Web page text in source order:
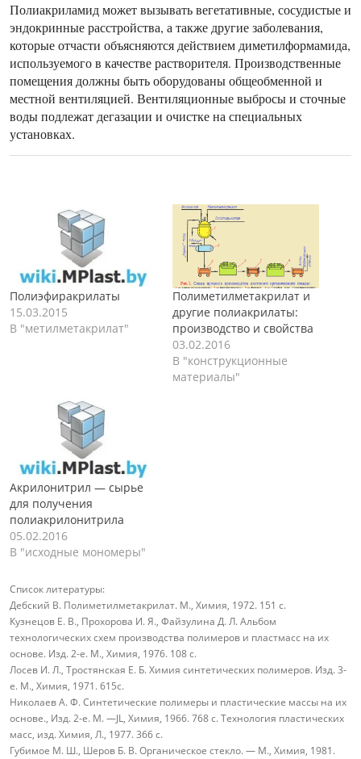
Полиакриламид может вызывать вегетативные, сосудистые и
эндокринные расстройства, а также другие заболевания,
которые отчасти объясняются действием диметилформамида,
используемого в качестве растворителя. Производственные
помещения должны быть оборудованы общеобменной и
местной вентиляцией. Вентиляционные выбросы и сточные
воды подлежат дегазации и очистке на специальных
установках.
Полиэфиракрилаты
15.03.2015
В "метилметакрилат"
Полиметилметакрилат и
другие полиакрилаты:
производство и свойства
03.02.2016
В "конструкционные
материалы"
Акрилонитрил — сырье
для получения
полиакрилонитрила
05.02.2016
В "исходные мономеры"
Список литературы:
Дебский В. Полиметилметакрилат. М., Химия, 1972. 151 с.
Кузнецов Е. В., Прохорова И. Я., Файзулина Д. Л. Альбом
технологических схем производства полимеров и пластмасс на их
основе. Изд. 2-е. М., Химия, 1976. 108 c.
Лосев И. Л., Тростянская Е. Б. Химия синтетических полимеров. Изд. 3-
е. М., Химия, 1971. 615с.
Николаев А. Ф. Синтетические полимеры и пластические массы на их
основе., Изд. 2-е. М. —JL, Химия, 1966. 768 с. Технология пластических
масс, изд. Химия, Л., 1977. 366 с.
Губимое М. Ш., Шеров Б. В. Органическое стекло. — М., Химия, 1981.